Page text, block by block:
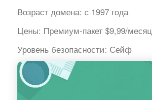
Возраст домена: с 1997 года
Цены: Премиум-пакет $9,99/месяц
Уровень безопасности: Сейф